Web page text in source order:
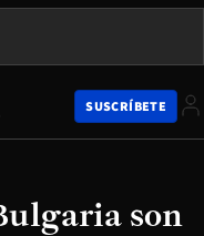
SUSCRÍBETE
son